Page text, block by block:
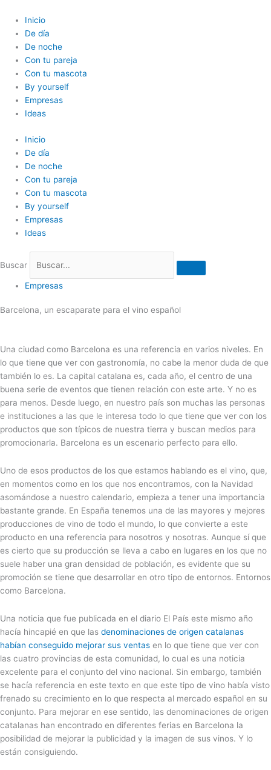
contenido
Inicio
De día
De noche
Con tu pareja
Con tu mascota
By yourself
Empresas
Ideas
Inicio
De día
De noche
Con tu pareja
Con tu mascota
By yourself
Empresas
Ideas
Buscar
Empresas
Barcelona, un escaparate para el vino español
Una ciudad como Barcelona es una referencia en varios niveles. En
lo que tiene que ver con gastronomía, no cabe la menor duda de que
también lo es. La capital catalana es, cada año, el centro de una
buena serie de eventos que tienen relación con este arte. Y no es
para menos. Desde luego, en nuestro país son muchas las personas
e instituciones a las que le interesa todo lo que tiene que ver con los
productos que son típicos de nuestra tierra y buscan medios para
promocionarla. Barcelona es un escenario perfecto para ello.
Uno de esos productos de los que estamos hablando es el vino, que,
en momentos como en los que nos encontramos, con la Navidad
asomándose a nuestro calendario, empieza a tener una importancia
bastante grande. En España tenemos una de las mayores y mejores
producciones de vino de todo el mundo, lo que convierte a este
producto en una referencia para nosotros y nosotras. Aunque sí que
es cierto que su producción se lleva a cabo en lugares en los que no
suele haber una gran densidad de población, es evidente que su
promoción se tiene que desarrollar en otro tipo de entornos. Entornos
como Barcelona.
Una noticia que fue publicada en el diario El País este mismo año
hacía hincapié en que las denominaciones de origen catalanas
habían conseguido mejorar sus ventas en lo que tiene que ver con
las cuatro provincias de esta comunidad, lo cual es una noticia
excelente para el conjunto del vino nacional. Sin embargo, también
se hacía referencia en este texto en que este tipo de vino había visto
frenado su crecimiento en lo que respecta al mercado español en su
conjunto. Para mejorar en ese sentido, las denominaciones de origen
catalanas han encontrado en diferentes ferias en Barcelona la
posibilidad de mejorar la publicidad y la imagen de sus vinos. Y lo
están consiguiendo.